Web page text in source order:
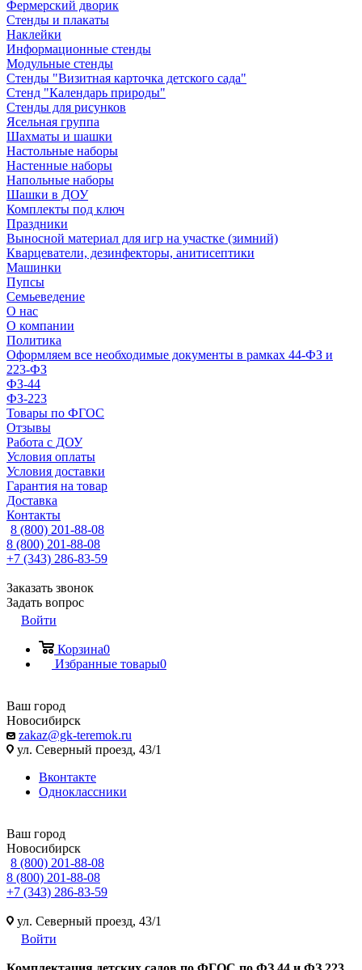
Фермерский дворик
Стенды и плакаты
Наклейки
Информационные стенды
Модульные стенды
Стенды "Визитная карточка детского сада"
Стенд "Календарь природы"
Стенды для рисунков
Ясельная группа
Шахматы и шашки
Настольные наборы
Настенные наборы
Напольные наборы
Шашки в ДОУ
Комплекты под ключ
Праздники
Выносной материал для игр на участке (зимний)
Кварцеватели, дезинфекторы, анитисептики
Машинки
Пупсы
Семьеведение
О нас
О компании
Политика
Оформляем все необходимые документы в рамках 44-ФЗ и
223-ФЗ
ФЗ-44
ФЗ-223
Товары по ФГОС
Отзывы
Работа с ДОУ
Условия оплаты
Условия доставки
Гарантия на товар
Доставка
Контакты
8 (800) 201-88-08
8 (800) 201-88-08
+7 (343) 286-83-59
Заказать звонок
Задать вопрос
Войти
Корзина0
Избранные товары0
Ваш город
Новосибирск
zakaz@gk-teremok.ru
ул. Северный проезд, 43/1
Вконтакте
Одноклассники
Ваш город
Новосибирск
8 (800) 201-88-08
8 (800) 201-88-08
+7 (343) 286-83-59
ул. Северный проезд, 43/1
Войти